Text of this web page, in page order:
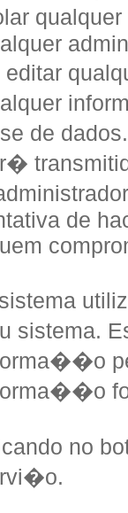
editar
de
de
sistema.
no